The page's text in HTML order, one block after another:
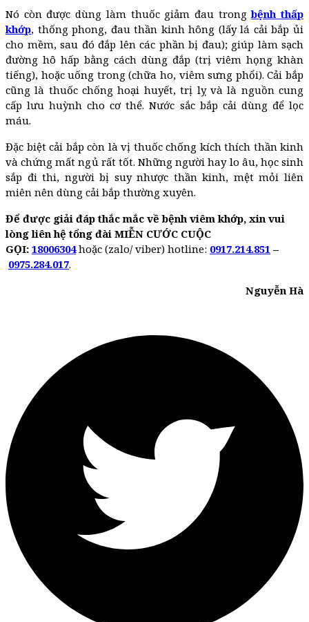
Nó còn được dùng làm thuốc giảm đau trongbệnh thấp
khớp, thống phong, đau thần kinh hông (lấy lá cải bắp ủi
cho mềm, sau đó đắp lên các phần bị đau); giúp làm sạch
đường hô hấp bằng cách dùng đắp (trị viêm họng khàn
tiếng), hoặc uống trong (chữa ho, viêm sưng phổi). Cải bắp
cũng là thuốc chống hoại huyết, trị lỵ và là nguồn cung
cấp lưu huỳnh cho cơ thể. Nước sắc bắp cải dùng để lọc
máu.
Đặc biệt cải bắp còn là vị thuốc chống kích thích thần kinh
và chứng mất ngủ rất tốt. Những người hay lo âu, học sinh
sắp đi thi, người bị suy nhược thần kinh, mệt mỏi liên
miên nên dùng cải bắp thường xuyên.
Để được giải đáp thắc mắc về bệnh viêm khớp, xin vui
lòng liên hệ tổng đài MIỄN CƯỚC CUỘC
GỌI: 18006304hoặc (zalo/ viber) hotline: 0917.214.851 –
0975.284.017.
Nguyễn Hà